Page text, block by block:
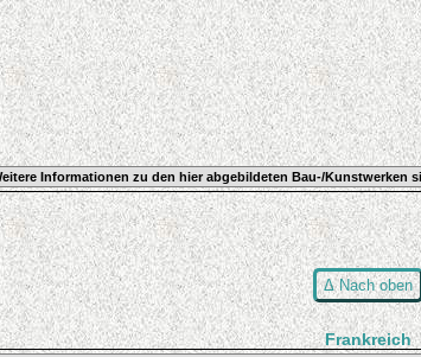
Informationen zu den hier abgebildeten Bau-/Kunstwerken
Δ Nach oben
Frankreich